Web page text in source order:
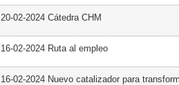
20-02-2024 Cátedra CHM
16-02-2024 Ruta al empleo
16-02-2024 Nuevo catalizador para